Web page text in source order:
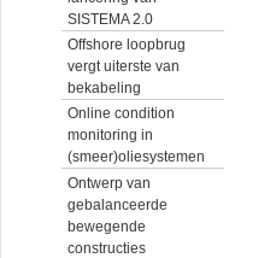
SISTEMA 2.0
Offshore loopbrug
vergt uiterste van
bekabeling
Online condition
monitoring in
(smeer)oliesystemen
Ontwerp van
gebalanceerde
bewegende
constructies